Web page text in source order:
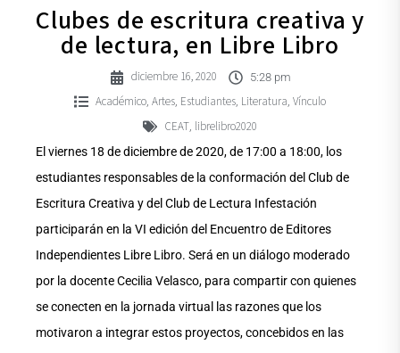
Clubes de escritura creativa y
de lectura, en Libre Libro
diciembre 16, 2020 5:28 pm
Académico, Artes, Estudiantes, Literatura, Vínculo
CEAT, librelibro2020
El viernes 18 de diciembre de 2020, de 17:00 a 18:00, los
estudiantes responsables de la conformación del Club de
Escritura Creativa y del Club de Lectura Infestación
participarán en la VI edición del Encuentro de Editores
Independientes Libre Libro. Será en un diálogo moderado
por la docente Cecilia Velasco, para compartir con quienes
se conecten en la jornada virtual las razones que los
motivaron a integrar estos proyectos, concebidos en las